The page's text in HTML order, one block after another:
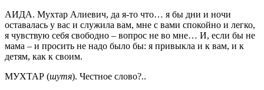
АИДА. Мухтар Алиевич, да я-то что… я бы дни и ночи
оставалась у вас и служила вам, мне с вами спокойно и легко,
я чувствую себя свободно – вопрос не во мне… И, если бы не
мама – и просить не надо было бы: я привыкла и к вам, и к
детям, как к своим.
МУХТАР (шутя). Честное слово?..